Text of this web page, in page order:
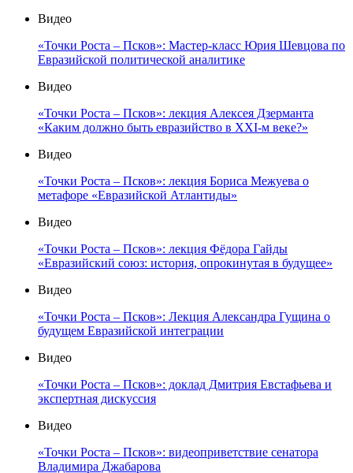
Видео
«Точки Роста – Псков»: Мастер-класс Юрия Шевцова по
Евразийской политической аналитике
Видео
«Точки Роста – Псков»: лекция Алексея Дзерманта
«Каким должно быть евразийство в XXI-м веке?»
Видео
«Точки Роста – Псков»: лекция Бориса Межуева о
метафоре «Евразийской Атлантиды»
Видео
«Точки Роста – Псков»: лекция Фёдора Гайды
«Евразийский союз: история, опрокинутая в будущее»
Видео
«Точки Роста – Псков»: Лекция Александра Гущина о
будущем Евразийской интеграции
Видео
«Точки Роста – Псков»: доклад Дмитрия Евстафьева и
экспертная дискуссия
Видео
«Точки Роста – Псков»: видеоприветствие сенатора
Владимира Джабарова